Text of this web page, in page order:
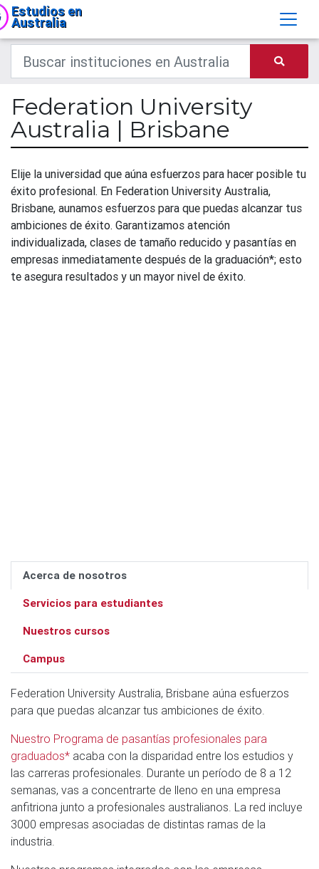
Estudios en
Australia
Federation University
Australia | Brisbane
Elije la universidad que aúna esfuerzos para hacer posible tu
éxito profesional. En Federation University Australia,
Brisbane, aunamos esfuerzos para que puedas alcanzar tus
ambiciones de éxito. Garantizamos atención
individualizada, clases de tamaño reducido y pasantías en
empresas inmediatamente después de la graduación*; esto
te asegura resultados y un mayor nivel de éxito.
Acerca de nosotros
Servicios para estudiantes
Nuestros cursos
Campus
Federation University Australia, Brisbane aúna esfuerzos
para que puedas alcanzar tus ambiciones de éxito.
Nuestro Programa de pasantías profesionales para
graduados* acaba con la disparidad entre los estudios y
las carreras profesionales. Durante un período de 8 a 12
semanas, vas a concentrarte de lleno en una empresa
anfitriona junto a profesionales australianos. La red incluye
3000 empresas asociadas de distintas ramas de la
industria.